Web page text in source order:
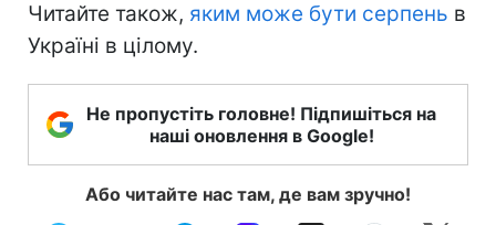
Читайте також, яким може бути серпень в
Україні в цілому.
Не пропустіть головне! Підпишіться на
наші оновлення в Google!
Або читайте нас там, де вам зручно!